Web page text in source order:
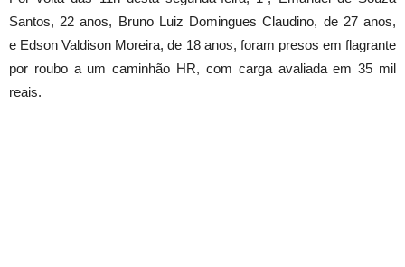
Santos, 22 anos, Bruno Luiz Domingues Claudino, de 27 anos,
e Edson Valdison Moreira, de 18 anos, foram presos em flagrante
por roubo a um caminhão HR, com carga avaliada em 35 mil
reais.